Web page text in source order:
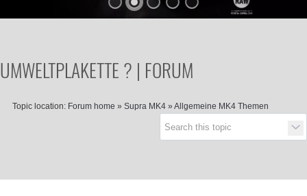
UMWELTPLAKETTE ? | FORUM
Topic location: Forum home » Supra MK4 » Allgemeine MK4 Themen